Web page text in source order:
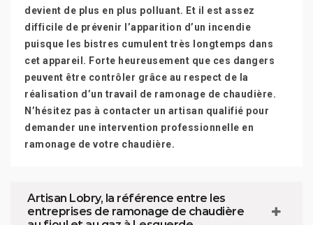
devient de plus en plus polluant. Et il est assez
difficile de prévenir l’apparition d’un incendie
puisque les bistres cumulent très longtemps dans
cet appareil. Forte heureusement que ces dangers
peuvent être contrôler grâce au respect de la
réalisation d’un travail de ramonage de chaudière.
N’hésitez pas à contacter un artisan qualifié pour
demander une intervention professionnelle en
ramonage de votre chaudière.
Artisan Lobry, la référence entre les
entreprises de ramonage de chaudière